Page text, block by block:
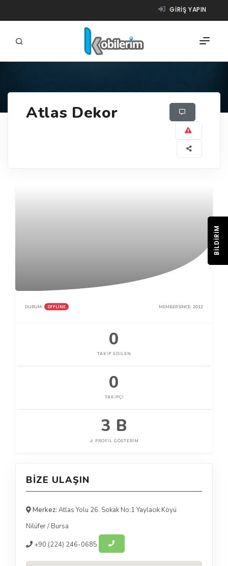
GIRIŞ YAPIN
ÜRÜNLER
Atlas Dekor
DURUM: OFFLINE MEMBER SINCE: 2012
0
TAKIP EDILEN
0
TAKIPÇI
3 B
PROFIL GÖSTERIM
BIZE ULAŞIN
Merkez: Atlas Yolu 26. Sokak No:1 Yaylacık Köyü
Nilüfer/ Bursa
+90 (224) 246-0685
BILDIRIM